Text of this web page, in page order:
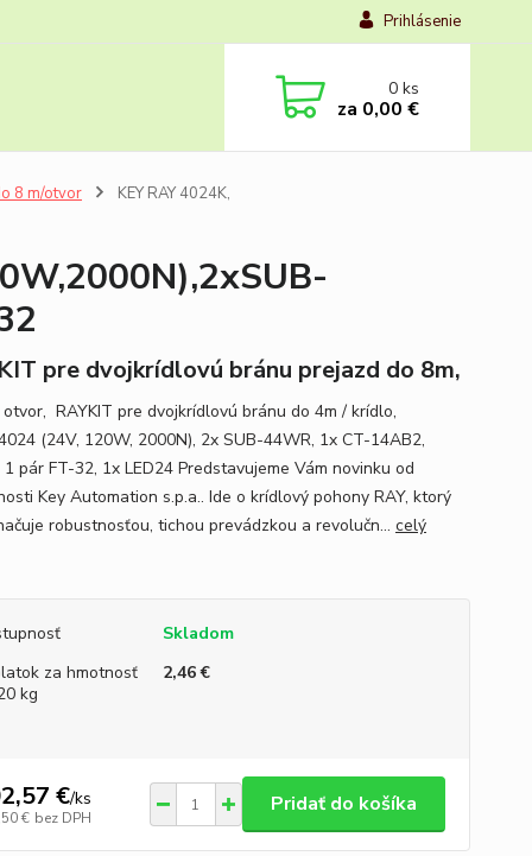
Prihlásenie
0ks
za 0,00 €
8 m/otvor
KEY RAY 4024K,
pre dvojkrídlovú bránu prejazd do 8m,
RAYKIT pre dvojkrídlovú bránu do 4m / krídlo,
(24V, 120W, 2000N), 2x SUB-44WR, 1x CT-14AB2,
1 pár FT-32, 1x LED24 Predstavujeme Vám novinku od
Key Automation s.p.a.. Ide o krídlový pohony RAY, ktorý
robustnosťou, tichou prevádzkou a revolučn... celý
Skladom
za hmotnosť
kg
2,46 €
€/ks
€ bez DPH
Pridať do košíka